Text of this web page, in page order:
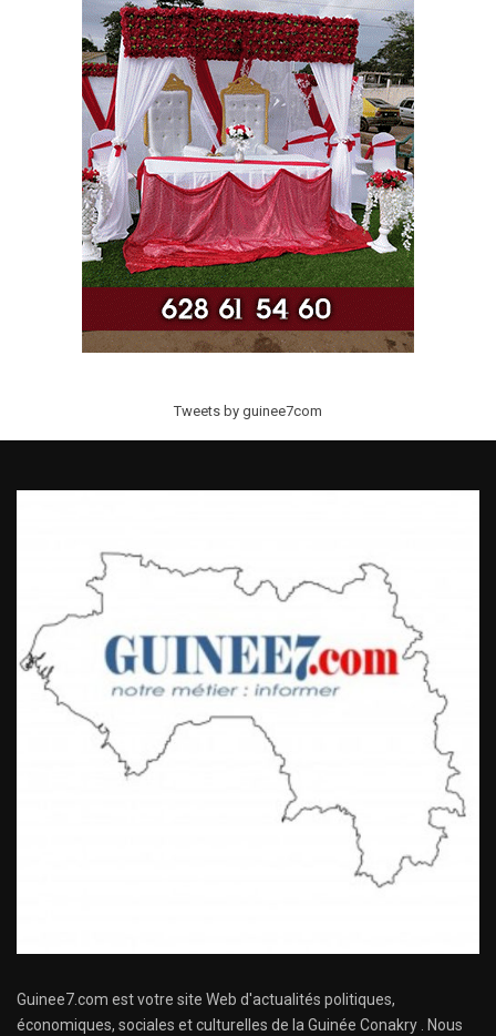
Tweets by guinee7com
Guinee7.com est votre site Web d'actualités politiques,
économiques, sociales et culturelles de la Guinée Conakry . Nous